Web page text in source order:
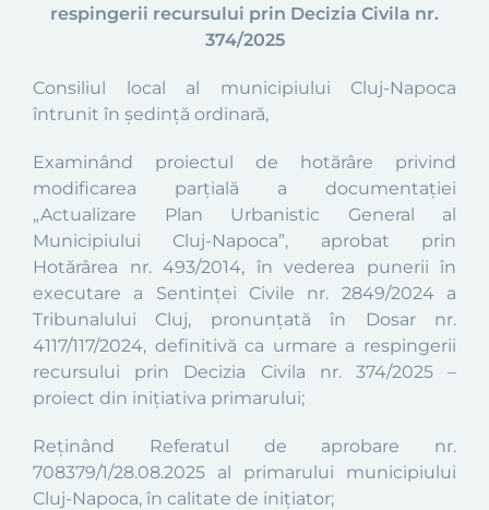
respingerii recursului prin Decizia Civila nr.
374/2025
Consiliul local al municipiului Cluj-Napoca
întrunit în şedinţă ordinară,
Examinând proiectul de hotărâre privind
modificarea parțială a documentației
„Actualizare Plan Urbanistic General al
Municipiului Cluj-Napoca”, aprobat prin
Hotărârea nr. 493/2014, în vederea punerii în
executare a Sentinței Civile nr. 2849/2024a
Tribunalului Cluj, pronunțată în Dosar nr.
4117/117/2024, definitivă ca urmare a respingerii
recursului prin Decizia Civila nr. 374/2025
–
proiect din iniţiativa primarului;
Reținând Referatul de aprobare nr.
708379/1/28.08.2025 al primarului municipiului
Cluj-Napoca, în calitate de inițiator;